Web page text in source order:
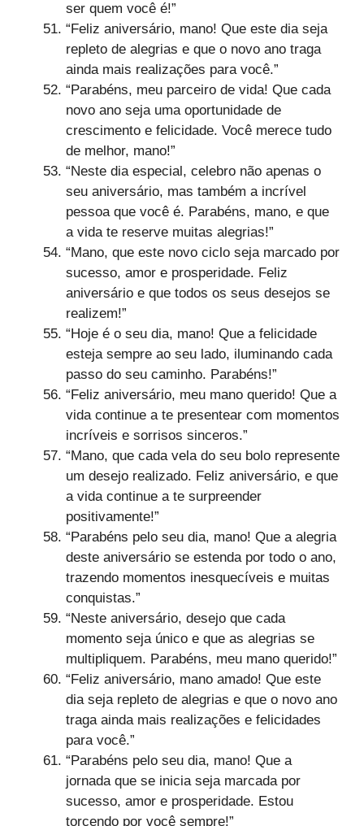
ser quem você é!”
“Feliz aniversário, mano! Que este dia seja
repleto de alegrias e que o novo ano traga
ainda mais realizações para você.”
“Parabéns, meu parceiro de vida! Que cada
novo ano seja uma oportunidade de
crescimento e felicidade. Você merece tudo
de melhor, mano!”
“Neste dia especial, celebro não apenas o
seu aniversário, mas também a incrível
pessoa que você é. Parabéns, mano, e que
a vida te reserve muitas alegrias!”
“Mano, que este novo ciclo seja marcado por
sucesso, amor e prosperidade. Feliz
aniversário e que todos os seus desejos se
realizem!”
“Hoje é o seu dia, mano! Que a felicidade
esteja sempre ao seu lado, iluminando cada
passo do seu caminho. Parabéns!”
“Feliz aniversário, meu mano querido! Que a
vida continue a te presentear com momentos
incríveis e sorrisos sinceros.”
“Mano, que cada vela do seu bolo represente
um desejo realizado. Feliz aniversário, e que
a vida continue a te surpreender
positivamente!”
“Parabéns pelo seu dia, mano! Que a alegria
deste aniversário se estenda por todo o ano,
trazendo momentos inesquecíveis e muitas
conquistas.”
“Neste aniversário, desejo que cada
momento seja único e que as alegrias se
multipliquem. Parabéns, meu mano querido!”
“Feliz aniversário, mano amado! Que este
dia seja repleto de alegrias e que o novo ano
traga ainda mais realizações e felicidades
para você.”
“Parabéns pelo seu dia, mano! Que a
jornada que se inicia seja marcada por
sucesso, amor e prosperidade. Estou
torcendo por você sempre!”